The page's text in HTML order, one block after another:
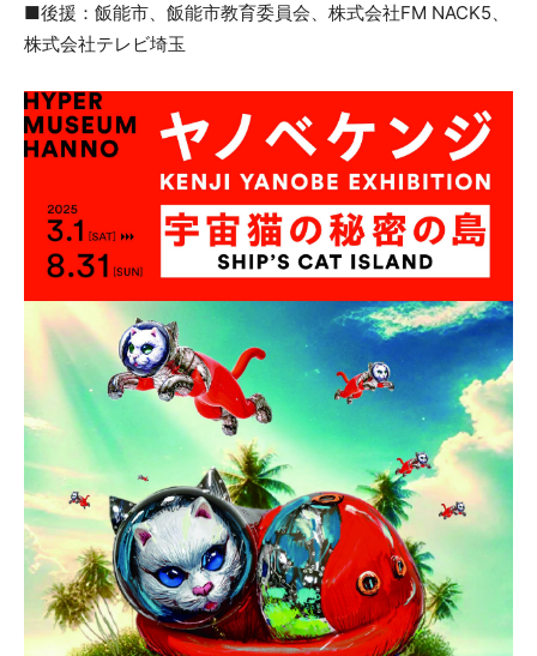
■後援：飯能市、飯能市教育委員会、株式会社FM NACK5、
株式会社テレビ埼玉